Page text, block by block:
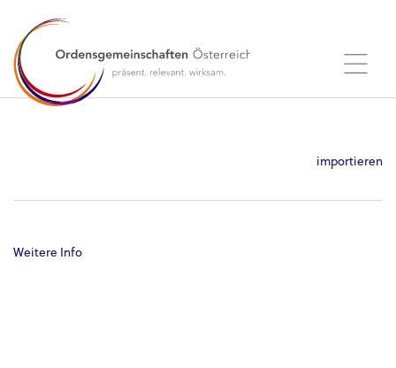
importieren
Weitere Info